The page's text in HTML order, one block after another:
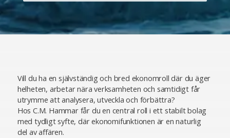
Vill du ha en självständig och bred ekonomroll där du äger
helheten, arbetar nära verksamheten och samtidigt får
utrymme att analysera, utveckla och förbättra?
Hos C.M. Hammar får du en central roll i ett stabilt bolag
med tydligt syfte, där ekonomifunktionen är en naturlig
del av affären.